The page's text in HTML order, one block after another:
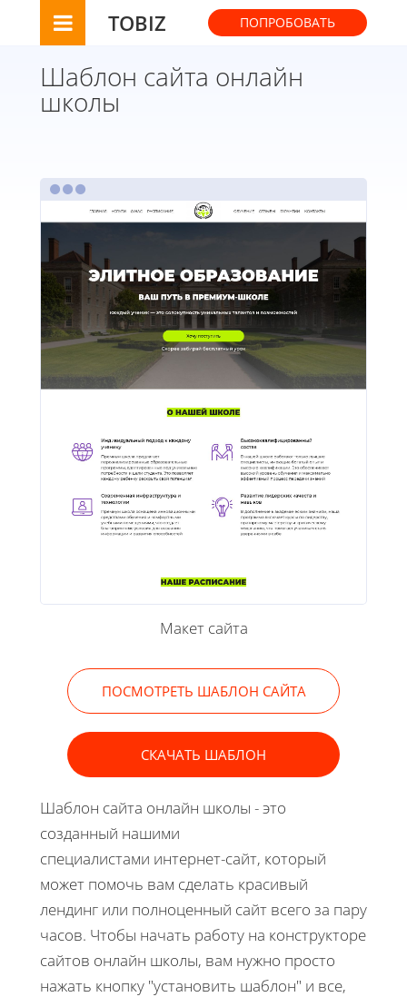
TOBIZ ПОПРОБОВАТЬ
Шаблон сайта онлайн
школы
Макет сайта
ПОСМОТРЕТЬ ШАБЛОН САЙТА
СКАЧАТЬ ШАБЛОН
Шаблон сайта онлайн школы - это
созданный нашими
специалистами интернет-сайт, который
может помочь вам сделать красивый
лендинг или полноценный сайт всего за пару
часов. Чтобы начать работу на конструкторе
сайтов онлайн школы, вам нужно просто
нажать кнопку "установить шаблон" и все,